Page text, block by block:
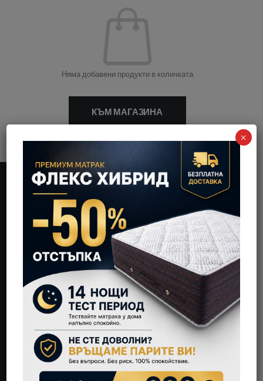
Няма добавени продукти в количката
КЪМ МАГАЗИНА
ТРАДИЦИЯ И КАЧЕСТВО
×